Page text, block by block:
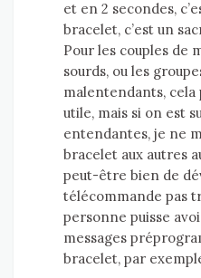
et en 2 secondes,
bracelet, c’est un
Pour les couples de
sourds, ou les
malentendants,
utile, mais si on est
entendantes, je ne
bracelet aux autres
peut-être bien de
télécommande pas
personne puisse
messages
bracelet, par